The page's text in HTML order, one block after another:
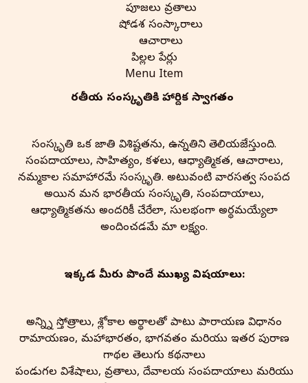
పూజలు వ్రతాలు
షోడశ సంస్కారాలు
ఆచారాలు
పిల్లల పేర్లు
Menu Item
భారతీయ సంస్కృతి‌కి హార్దిక స్వాగతం
సంస్కృతి ఒక జాతి విశిష్టతను, ఉన్నతిని తెలియజేస్తుంది.
సంప్రదాయాలు, సాహిత్యం, కళలు, ఆధ్యాత్మికత, ఆచారాలు,
నమ్మకాల సమాహారమే సంస్కృతి. అటువంటి వారసత్వ సంపద
అయిన మన భారతీయ సంస్కృతి, సంప్రదాయాలు,
ఆధ్యాత్మికతను అందరికీ చేరేలా, సులభంగా అర్థమయ్యేలా
అందించడమే మా లక్ష్యం.
ఇక్కడ మీరు పొందే ముఖ్య విషయాలు:
అన్న్ని స్తోత్రాలు, శ్లోకాల అర్థాలతో పాటు పారాయణ విధానం
రామాయణం, మహాభారతం, భాగవతం మరియు ఇతర పురాణ
గాథల తెలుగు కథనాలు
పండుగల విశేషాలు, వ్రతాలు, దేవాలయ సంప్రదాయాలు మరియు